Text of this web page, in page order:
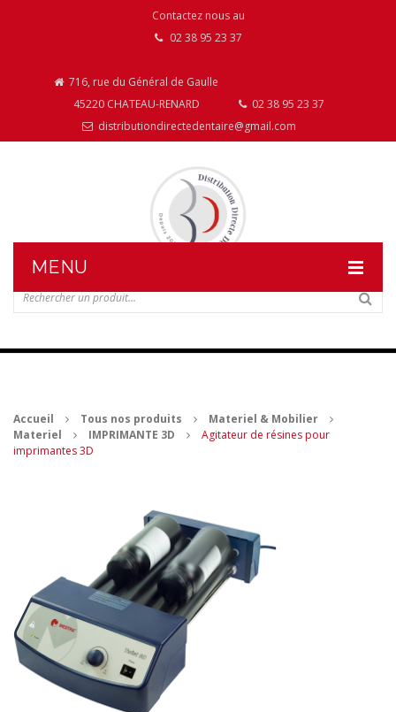
Contactez nous au
02 38 95 23 37
716, rue du Général de Gaulle
45220 CHATEAU-RENARD
02 38 95 23 37
distributiondirectedentaire@gmail.com
MENU
NOS PRODUITS
CONTACT
MES ACHATS
Accueil Tous nos produits
Materiel & Mobilier
Materiel
IMPRIMANTE 3D
Agitateur de résines pour
imprimantes 3D